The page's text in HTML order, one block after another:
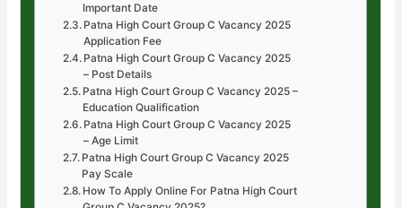
Important Date
Patna High Court Group C Vacancy 2025
Application Fee
Patna High Court Group C Vacancy 2025
– Post Details
Patna High Court Group C Vacancy 2025 –
Education Qualification
Patna High Court Group C Vacancy 2025
– Age Limit
Patna High Court Group C Vacancy 2025
Pay Scale
How To Apply Online For Patna High Court